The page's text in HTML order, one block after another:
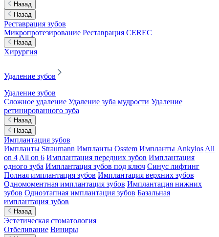
Назад
Назад
Реставрация зубов
Микропротезирование Реставрация CEREC
Назад
Хирургия
Удаление зубов
Удаление зубов
Сложное удаление Удаление зуба мудрости Удаление
ретинированного зуба
Назад
Назад
Имплантация зубов
Импланты Straumann Импланты Osstem Импланты Ankylos All
on 4 All on 6 Имплантация передних зубов Имплантация
одного зуба Имплантация зубов под ключ Синус лифтинг
Полная имплантация зубов Имплантация верхних зубов
Одномоментная имплантация зубов Имплантация нижних
зубов Одноэтапная имплантация зубов Базальная
имплантация зубов
Назад
Эстетическая стоматология
Отбеливание Виниры